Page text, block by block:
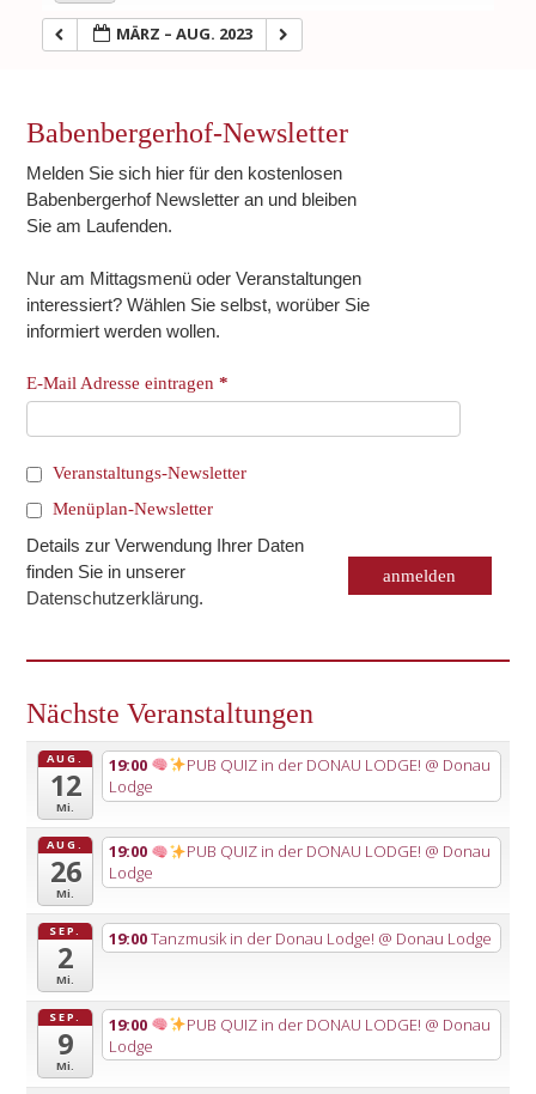
MÄRZ – AUG. 2023
Babenbergerhof-Newsletter
Melden Sie sich hier für den kostenlosen
Babenbergerhof Newsletter an und bleiben
Sie am Laufenden.
Nur am Mittagsmenü oder Veranstaltungen
interessiert? Wählen Sie selbst, worüber Sie
informiert werden wollen.
E-Mail Adresse eintragen*
Veranstaltungs-Newsletter
Menüplan-Newsletter
Details zur Verwendung Ihrer Daten
finden Sie in unserer
Datenschutzerklärung.
Nächste Veranstaltungen
AUG.
12
Mi.
19:00 PUB QUIZ in der DONAU LODGE! @ Donau
Lodge
AUG.
26
Mi.
19:00 PUB QUIZ in der DONAU LODGE! @ Donau
Lodge
SEP.
2
Mi.
19:00Tanzmusik in der Donau Lodge! @ Donau Lodge
SEP.
9
Mi.
19:00 PUB QUIZ in der DONAU LODGE! @ Donau
Lodge